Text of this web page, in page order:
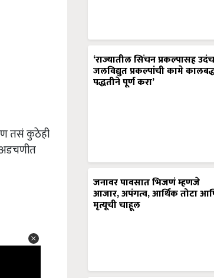
तसं कुठेही
अडचणीत
‘राज्यातील सिंचन प्रकल्पासह
जलविद्युत प्रकल्पांची कामे
पद्धतीने पूर्ण करा’
जनावर पावसात भिजणं म्हणजे
आजार, अपंगत्व, आर्थिक तोटा
मृत्यूची चाहूल